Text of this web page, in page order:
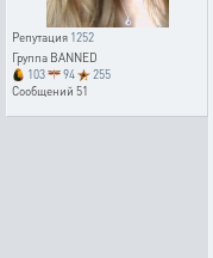
Репутация 1252
Группа BANNED
103
94
255
Сообщений 51